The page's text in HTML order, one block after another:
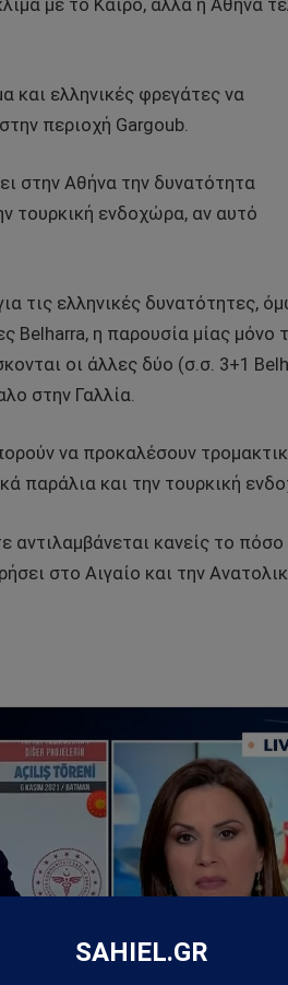
με το Κάιρο, αλλά η Αθήνα
και ελληνικές φρεγάτες να
περιοχή Gargoub.
στην Αθήνα την δυνατότητα
τουρκική ενδοχώρα, αν αυτό
τις ελληνικές δυνατότητες,
Belharra, η παρουσία μίας μόνο
οι άλλες δύο (σ.σ. 3+1
στην Γαλλία.
να προκαλέσουν
παράλια και την τουρκική
αντιλαμβάνεται κανείς το πόσο
στο Αιγαίο και την
ΝΑ ΔΕΊΤΕ ΤΟ ΒΙΝΤΕΟ